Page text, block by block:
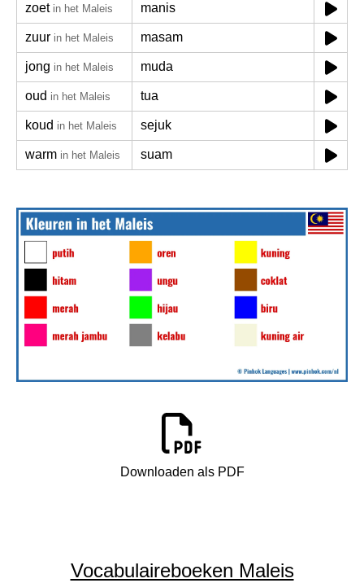
zoet in het Maleis manis
zuur in het Maleis masam
jong in het Maleis muda
oud in het Maleis tua
koud in het Maleis sejuk
warm in het Maleis suam
Downloaden als PDF
Vocabulaireboeken Maleis